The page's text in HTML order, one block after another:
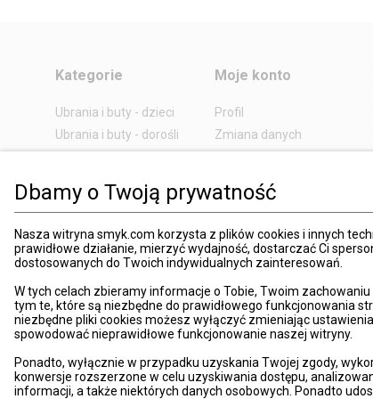
Dbamy o Twoją prywatność
Nasza witryna smyk.com korzysta z plików cookies i innych
prawidłowe działanie, mierzyć wydajność, dostarczać Ci
dostosowanych do Twoich indywidualnych zainteresowań.
W tych celach zbieramy informacje o Tobie, Twoim
tym te, które są niezbędne do prawidłowego funkcjonowania
niezbędne pliki cookies możesz wyłączyć zmieniając
spowodować nieprawidłowe funkcjonowanie naszej witryny.
Ponadto, wyłącznie w przypadku uzyskania Twojej zgody,
konwersje rozszerzone w celu uzyskiwania dostępu,
informacji, a także niektórych danych osobowych. Ponadto
Kategorie
Ubrania i buty - dzieci
Ubrania i buty - dorośli
Książki
Dom i ogród
Promocje
Porady
Mapa witryny
Moje konto
Profil
Zmiana danych
Edycja zgód
Ustawienia prywatności
Śledzenie zamówień